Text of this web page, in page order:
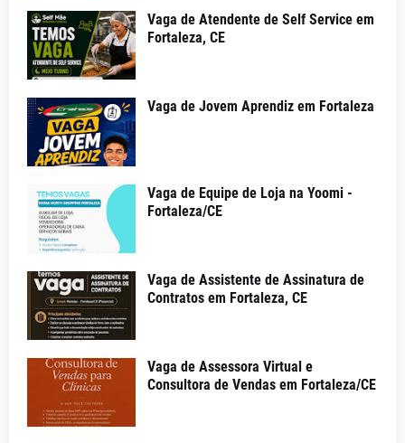
Vaga de Atendente de Self Service em
Fortaleza, CE
Vaga de Jovem Aprendiz em Fortaleza
Vaga de Equipe de Loja na Yoomi -
Fortaleza/CE
Vaga de Assistente de Assinatura de
Contratos em Fortaleza, CE
Vaga de Assessora Virtual e
Consultora de Vendas em Fortaleza/CE